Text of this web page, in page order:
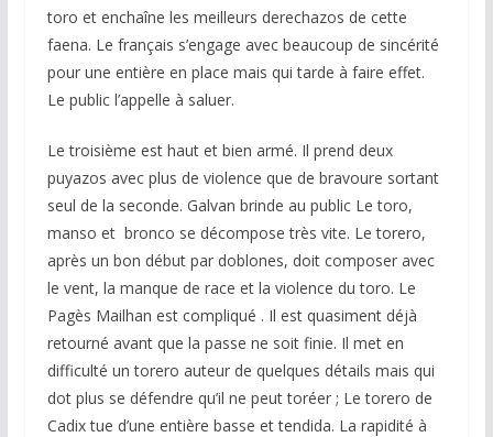
toro et enchaîne les meilleurs derechazos de cette
faena. Le français s’engage avec beaucoup de sincérité
pour une entière en place mais qui tarde à faire effet.
Le public l’appelle à saluer.
Le troisième est haut et bien armé. Il prend deux
puyazos avec plus de violence que de bravoure sortant
seul de la seconde. Galvan brinde au public Le toro,
manso et bronco se décompose très vite. Le torero,
après un bon début par doblones, doit composer avec
le vent, la manque de race et la violence du toro. Le
Pagès Mailhan est compliqué . Il est quasiment déjà
retourné avant que la passe ne soit finie. Il met en
difficulté un torero auteur de quelques détails mais qui
dot plus se défendre qu’il ne peut toréer ; Le torero de
Cadix tue d’une entière basse et tendida. La rapidité à